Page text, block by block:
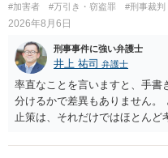
#加害者 #万引き・窃盗罪 #刑事裁判
2026年8月6日
刑事事件に強い弁護士
井上 祐司 弁護士
率直なことを言いますと、手書
分けるかで差異もありません。
止策は、それだけではほとん
やカウンセリング・治療の内容